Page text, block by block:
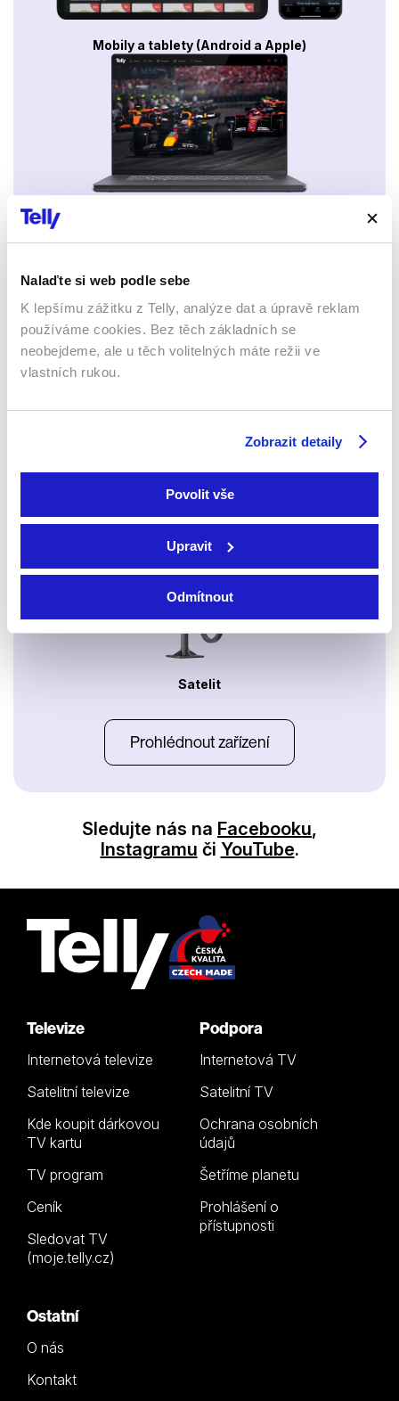
Nalaďte si web podle sebe
K lepšímu zážitku z Telly, analýze dat a úpravě reklam
používáme cookies. Bez těch základních se
neobejdeme, ale u těch volitelných máte režii ve
vlastních rukou.
Zobrazit detaily
Povolit vše
Upravit
Odmítnout
Mobily a tablety (Android a Apple)
Satelit
Prohlédnout zařízení
Sledujte nás na Facebooku,
Instagramu či YouTube.
Televize
Internetová televize
Satelitní televize
Kde koupit dárkovou
TV kartu
TV program
Ceník
Sledovat TV
(moje.telly.cz)
Podpora
Internetová TV
Satelitní TV
Ochrana osobních
údajů
Šetříme planetu
Prohlášení o
přístupnosti
Ostatní
O nás
Kontakt